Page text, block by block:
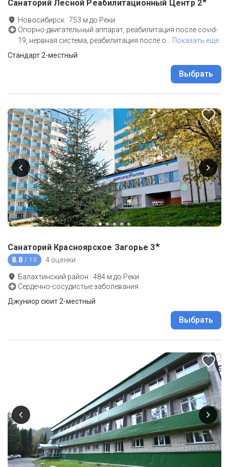
Санаторий Лесной Реабилитационный Центр 2
Новосибирск ·753 м до Реки
Опорно-двигательный аппарат, реабилитация после covid-
19, нервная система, реабилитация после о
Показать еще
Стандарт 2-местный
Выбрать
Санаторий Красноярское Загорье 3★
8.8 / 10 4 оценки
Балахтинский район ·484 м до Реки
Сердечно-сосудистые заболевания
Джуниор сюит 2-местный
Выбрать